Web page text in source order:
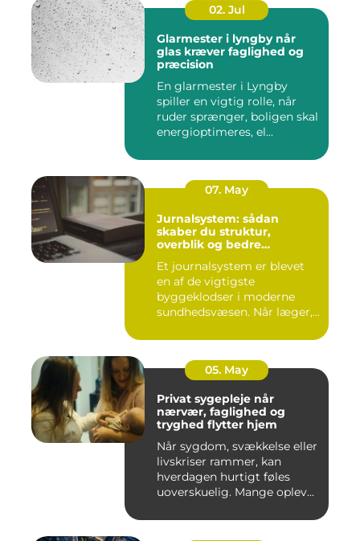
02. Jul
Glarmester i lyngby når
glas kræver faglighed og
præcision
En glarmester i Lyngby
spiller en vigtig rolle, når
ruder sprænger, boligen skal
energioptimeres, el...
07. May
Jurnalsystem: sådan
skaber du struktur,
overblik og bedre
Et journalsystem er blevet
en af de vigtigste
byggeklodser i moderne
sundhedsvæsen. Når læger,
05. May
Privat sygepleje når
nærvær, faglighed og
tryghed flytter hjem
Når sygdom, svækkelse eller
livskriser rammer, kan
hverdagen hurtigt føles
uoverskuelig. Mange oplev...